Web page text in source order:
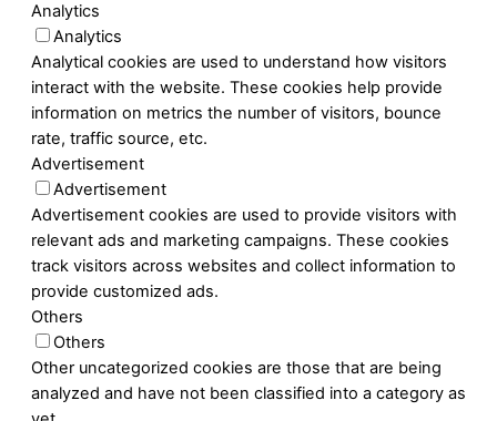
Analytics
Analytics
Analytical cookies are used to understand how visitors
interact with the website. These cookies help provide
information on metrics the number of visitors, bounce
rate, traffic source, etc.
Advertisement
Advertisement
Advertisement cookies are used to provide visitors with
relevant ads and marketing campaigns. These cookies
track visitors across websites and collect information to
provide customized ads.
Others
Others
Other uncategorized cookies are those that are being
analyzed and have not been classified into a category as